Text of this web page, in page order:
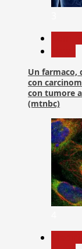
Un farmaco,
con
con tumore
(mtnbc)